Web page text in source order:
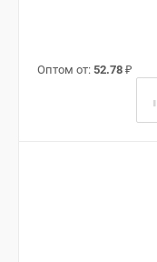
Оптом от: 52.78 ₽